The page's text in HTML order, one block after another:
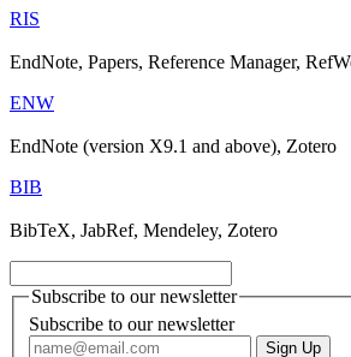
RIS
EndNote, Papers, Reference Manager,
ENW
EndNote (version X9.1 and above), Zotero
BIB
BibTeX, JabRef, Mendeley, Zotero
Subscribe to our newsletter
Subscribe to our newsletter